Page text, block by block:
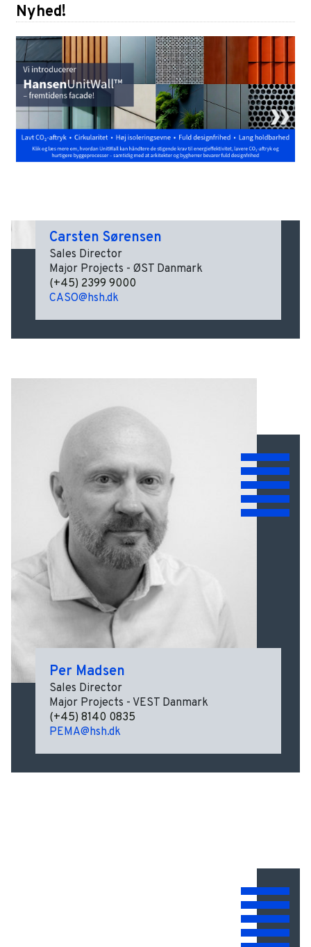
Carsten Sørensen
Sales Director
Major Projects - ØST Danmark
(+45) 2399 9000
CASO@hsh.dk
Per Madsen
Sales Director
Major Projects - VEST Danmark
(+45) 8140 0835
PEMA@hsh.dk
Nyhed!